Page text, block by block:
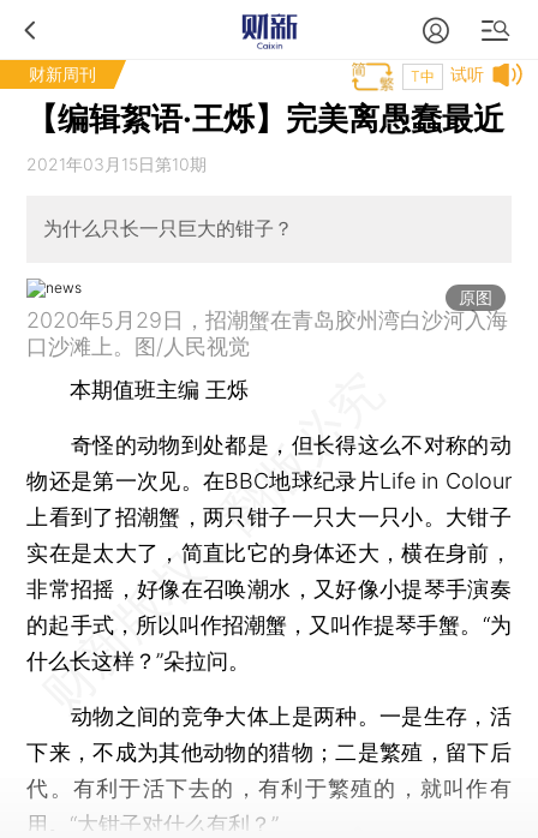
财新周刊 试听
T中
【编辑絮语·王烁】完美离愚蠢最近
2021年03月15日第10期
为什么只长一只巨大的钳子？
原图
2020年5月29日，招潮蟹在青岛胶州湾白沙河入海
口沙滩上。图/人民视觉
本期值班主编 王烁
奇怪的动物到处都是，但长得这么不对称的动
物还是第一次见。在BBC地球纪录片Life in Colour
上看到了招潮蟹，两只钳子一只大一只小。大钳子
实在是太大了，简直比它的身体还大，横在身前，
非常招摇，好像在召唤潮水，又好像小提琴手演奏
的起手式，所以叫作招潮蟹，又叫作提琴手蟹。“为
什么长这样？”朵拉问。
动物之间的竞争大体上是两种。一是生存，活
下来，不成为其他动物的猎物；二是繁殖，留下后
代。有利于活下去的，有利于繁殖的，就叫作有
用。“大钳子对什么有利？”